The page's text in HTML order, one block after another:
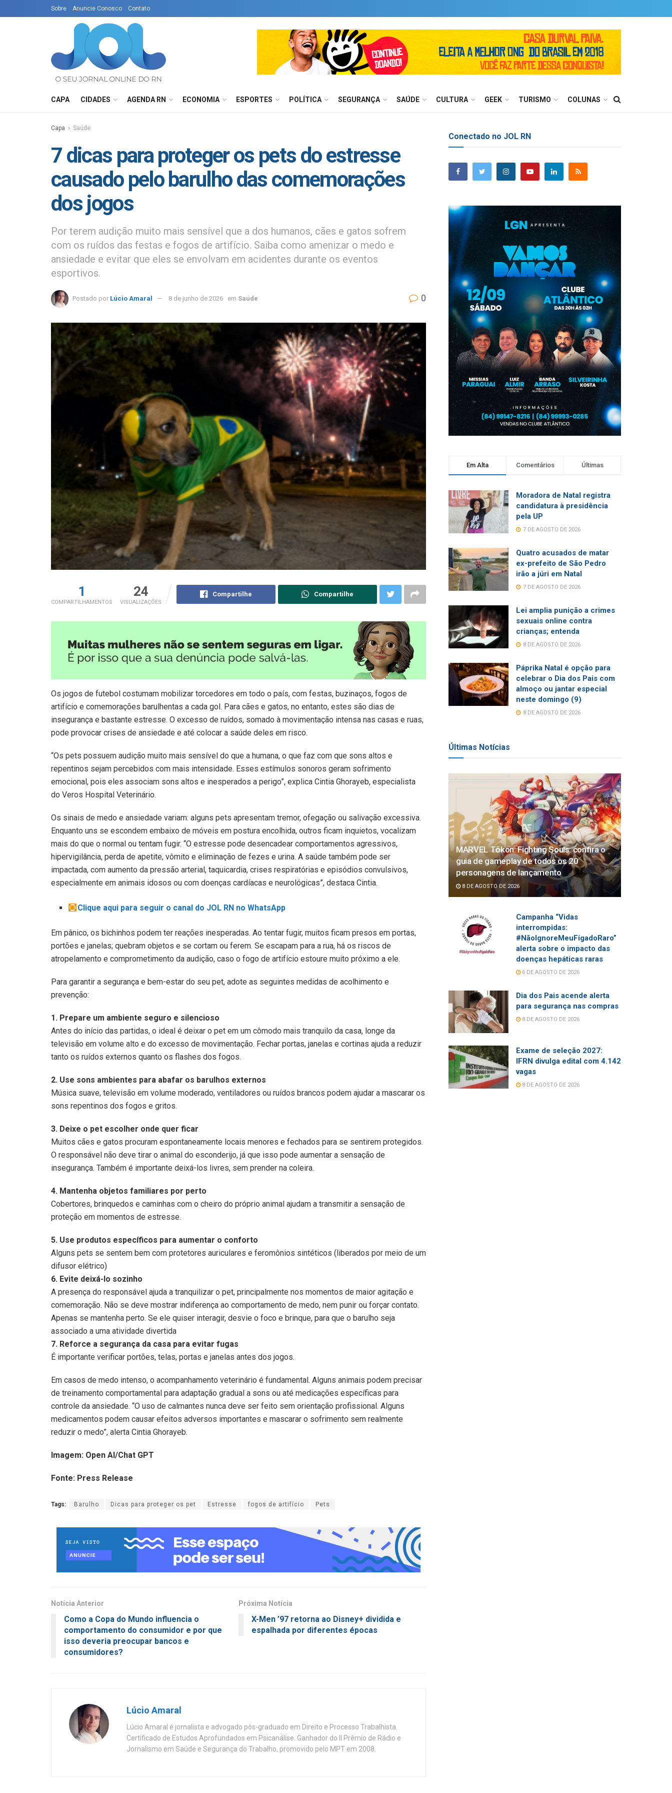
Sobre Anuncie Conosco Contato
CAPA CIDADES AGENDA RN ECONOMIA ESPORTES POLÍTICA SEGURANÇA SAÚDE CULTURA GEEK TURISMO COLUNAS
Capa Saúde
7 dicas para proteger os pets do estresse
causado pelo barulho das comemorações
dos jogos
Por terem audição muito mais sensível que a dos humanos, cães e gatos sofrem
com os ruídos das festas e fogos de artifício. Saiba como amenizar o medo e
ansiedade e evitar que eles se envolvam em acidentes durante os eventos
esportivos.
Postado por Lúcio Amaral 8 de junho de 2026 em Saúde 0
1
COMPARTILHAMENTOS
24
VISUALIZAÇÕES
Compartilhe Compartilhe
Os jogos de futebol costumam mobilizar torcedores em todo o país, com festas, buzinaços, fogos de
artifício e comemorações barulhentas a cada gol. Para cães e gatos, no entanto, estes são dias de
insegurança e bastante estresse. O excesso de ruídos, somado à movimentação intensa nas casas e ruas,
pode provocar crises de ansiedade e até colocar a saúde deles em risco.
“Os pets possuem audição muito mais sensível do que a humana, o que faz com que sons altos e
repentinos sejam percebidos com mais intensidade. Esses estímulos sonoros geram sofrimento
emocional, pois eles associam sons altos e inesperados a perigo”, explica Cintia Ghorayeb, especialista
do Veros Hospital Veterinário.
Os sinais de medo e ansiedade variam: alguns pets apresentam tremor, ofegação ou salivação excessiva.
Enquanto uns se escondem embaixo de móveis em postura encolhida, outros ficam inquietos, vocalizam
mais do que o normal ou tentam fugir. “O estresse pode desencadear comportamentos agressivos,
hipervigilância, perda de apetite, vômito e eliminação de fezes e urina. A saúde também pode ser
impactada, com aumento da pressão arterial, taquicardia, crises respiratórias e episódios convulsivos,
especialmente em animais idosos ou com doenças cardíacas e neurológicas”, destaca Cintia.
Clique aqui para seguir o canal do JOL RN no WhatsApp
Em pânico, os bichinhos podem ter reações inesperadas. Ao tentar fugir, muitos ficam presos em portas,
portões e janelas; quebram objetos e se cortam ou ferem. Se escapam para a rua, há os riscos de
atropelamento e comprometimento da audição, caso o fogo de artifício estoure muito próximo a ele.
Para garantir a segurança e bem-estar do seu pet, adote as seguintes medidas de acolhimento e
prevenção:
1. Prepare um ambiente seguro e silencioso
Antes do início das partidas, o ideal é deixar o pet em um cômodo mais tranquilo da casa, longe da
televisão em volume alto e do excesso de movimentação. Fechar portas, janelas e cortinas ajuda a reduzir
tanto os ruídos externos quanto os flashes dos fogos.
2. Use sons ambientes para abafar os barulhos externos
Música suave, televisão em volume moderado, ventiladores ou ruídos brancos podem ajudar a mascarar os
sons repentinos dos fogos e gritos.
3. Deixe o pet escolher onde quer ficar
Muitos cães e gatos procuram espontaneamente locais menores e fechados para se sentirem protegidos.
O responsável não deve tirar o animal do esconderijo, já que isso pode aumentar a sensação de
insegurança. Também é importante deixá-los livres, sem prender na coleira.
4. Mantenha objetos familiares por perto
Cobertores, brinquedos e caminhas com o cheiro do próprio animal ajudam a transmitir a sensação de
proteção em momentos de estresse.
5. Use produtos específicos para aumentar o conforto
Alguns pets se sentem bem com protetores auriculares e feromônios sintéticos (liberados por meio de um
difusor elétrico)
6. Evite deixá-lo sozinho
A presença do responsável ajuda a tranquilizar o pet, principalmente nos momentos de maior agitação e
comemoração. Não se deve mostrar indiferença ao comportamento de medo, nem punir ou forçar contato.
Apenas se mantenha perto. Se ele quiser interagir, desvie o foco e brinque, para que o barulho seja
associado a uma atividade divertida
7. Reforce a segurança da casa para evitar fugas
É importante verificar portões, telas, portas e janelas antes dos jogos.
Em casos de medo intenso, o acompanhamento veterinário é fundamental. Alguns animais podem precisar
de treinamento comportamental para adaptação gradual a sons ou até medicações específicas para
controle da ansiedade. “O uso de calmantes nunca deve ser feito sem orientação profissional. Alguns
medicamentos podem causar efeitos adversos importantes e mascarar o sofrimento sem realmente
reduzir o medo”, alerta Cintia Ghorayeb.
Imagem: Open AI/Chat GPT
Fonte: Press Release
Tags: Barulho Dicas para proteger os pet Estresse fogos de artifício Pets
Notícia Anterior
Como a Copa do Mundo influencia o
comportamento do consumidor e por que
isso deveria preocupar bancos e
consumidores?
Próxima Notícia
X-Men ’97 retorna ao Disney+ dividida e
espalhada por diferentes épocas
Lúcio Amaral
Lúcio Amaral é jornalista e advogado pós-graduado em Direito e Processo Trabalhista.
Certificado de Estudos Aprofundados em Psicanálise. Ganhador do II Prêmio de Rádio e
Jornalismo em Saúde e Segurança do Trabalho, promovido pelo MPT em 2008.
Conectado no JOL RN
Em Alta Comentários Últimas
Moradora de Natal registra
candidatura à presidência
pela UP
7 DE AGOSTO DE 2026
Quatro acusados de matar
ex-prefeito de São Pedro
irão a júri em Natal
7 DE AGOSTO DE 2026
Lei amplia punição a crimes
sexuais online contra
crianças; entenda
8 DE AGOSTO DE 2026
Páprika Natal é opção para
celebrar o Dia dos Pais com
almoço ou jantar especial
neste domingo (9)
8 DE AGOSTO DE 2026
Últimas Notícias
MARVEL Tōkon: Fighting Souls: confira o
guia de gameplay de todos os 20
personagens de lançamento
8 DE AGOSTO DE 2026
Campanha “Vidas
interrompidas:
#NãoIgnoreMeuFígadoRaro”
alerta sobre o impacto das
doenças hepáticas raras
6 DE AGOSTO DE 2026
Dia dos Pais acende alerta
para segurança nas compras
8 DE AGOSTO DE 2026
Exame de seleção 2027:
IFRN divulga edital com 4.142
vagas
8 DE AGOSTO DE 2026